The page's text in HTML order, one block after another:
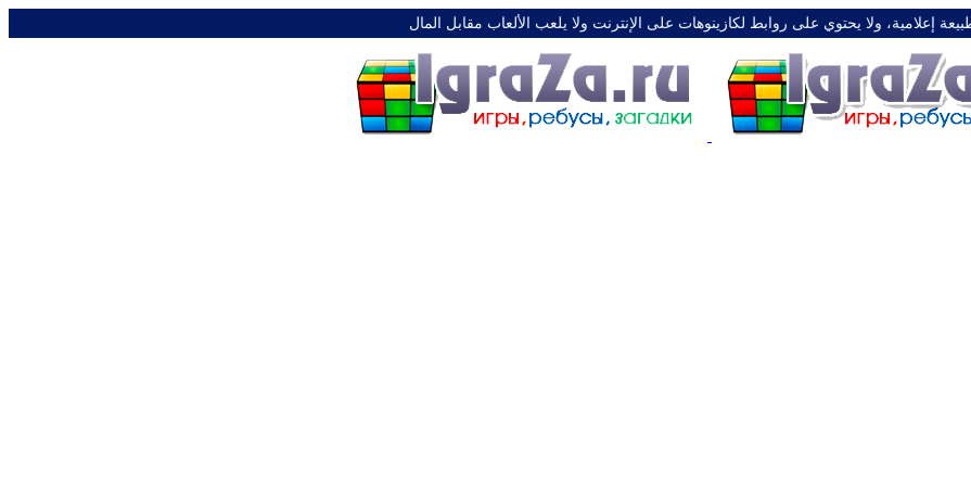
إعلامية، ولا يحتوي على روابط لكازينوهات على الإنترنت ولا يلعب الألعاب مقابل المال